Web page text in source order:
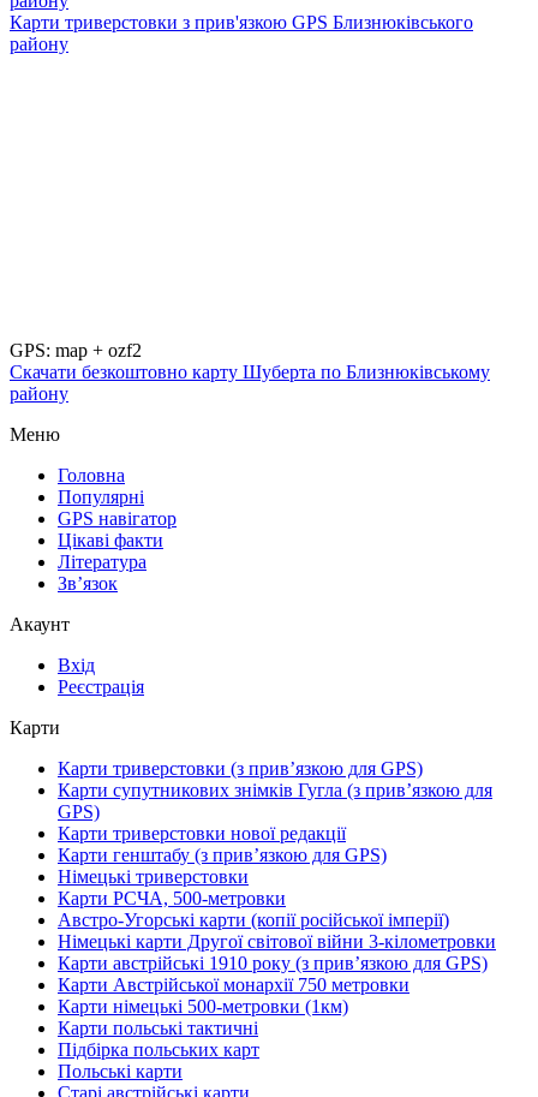
Карти триверстовки з прив'язкою GPS Близнюківського
району
GPS: map + ozf2
Скачати безкоштовно карту Шуберта по Близнюківському
району
Меню
Головна
Популярні
GPS навігатор
Цікаві факти
Література
Зв’язок
Акаунт
Вхід
Реєстрація
Карти
Карти триверстовки (з прив’язкою для GPS)
Карти супутникових знімків Гугла (з прив’язкою для
GPS)
Карти триверстовки нової редакції
Карти генштабу (з прив’язкою для GPS)
Німецькі триверстовки
Карти РСЧА, 500-метровки
Австро-Угорські карти (копії російської імперії)
Німецькі карти Другої світової війни 3-кілометровки
Карти австрійські 1910 року (з прив’язкою для GPS)
Карти Австрійської монархії 750 метровки
Карти німецькі 500-метровки (1км)
Карти польські тактичні
Підбірка польських карт
Польські карти
Старі австрійські карти